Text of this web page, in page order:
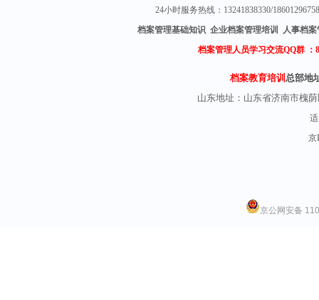
24小时服务热线：13241838330/
档案管理基础知识 企业档案管理培训 人事档
档案管理人员学习交流QQ群 ：
档案教育培训总部地
山东地址： 山东省济南市槐
京
京公网安备